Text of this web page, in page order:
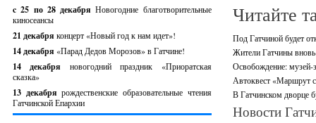
c 25 по 28 декабряНовогодние благотворительные
киносеансы
21 декабря концерт «Новый год к нам идет»!
14 декабря «Парад Дедов Морозов» в Гатчине!
14 декабря новогодний праздник «Приоратская
сказка»
13 декабрярождественские образовательные чтения
Гатчинской Епархии
Читайте
Под Гатчиной будет
Жители Гатчины вновь
Освобождение: музей-
Автоквест «Маршрут
В Гатчинском дворце
Новости